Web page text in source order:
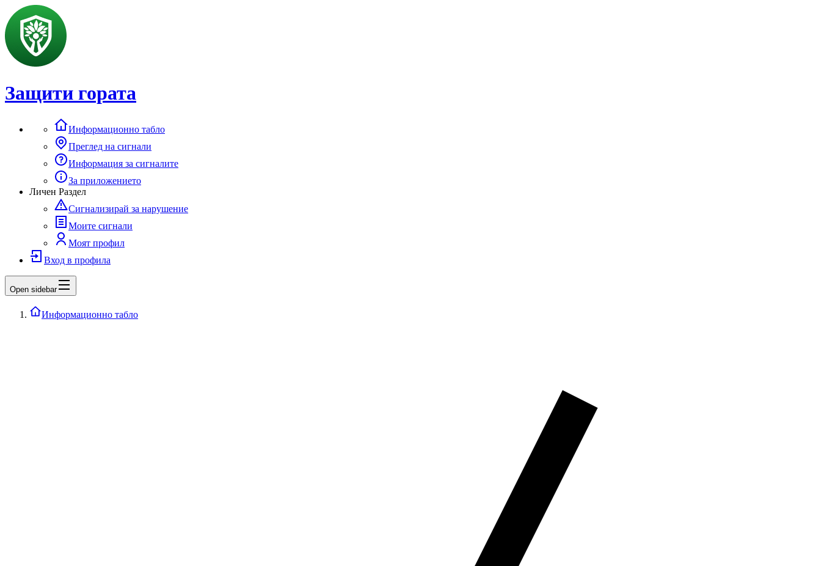
Защити гората
Информационно табло
Преглед на сигнали
Информация за сигналите
За приложението
Личен Раздел
Сигнализирай за нарушение
Моите сигнали
Моят профил
Вход в профила
Open sidebar
Информационно табло